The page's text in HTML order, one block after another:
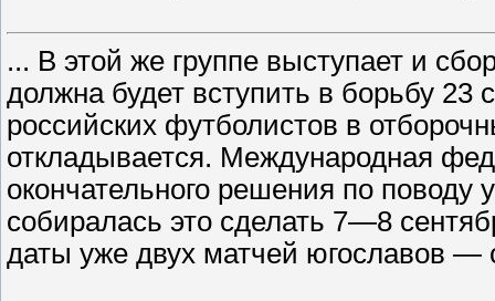
... В этой же группе выступает и
должна будет вступить в борьбу 23
российских футболистов в
откладывается. Международная
окончательного решения по поводу
собиралась это сделать 7—8
даты уже двух матчей югославов —